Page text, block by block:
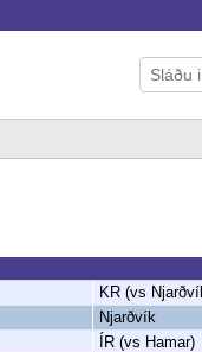
KR (vs
Njarðvík
ÍR (vs Hamar)